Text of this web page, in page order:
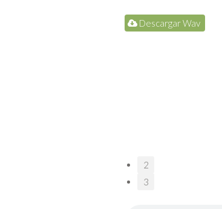
Descargar Wav
2
3